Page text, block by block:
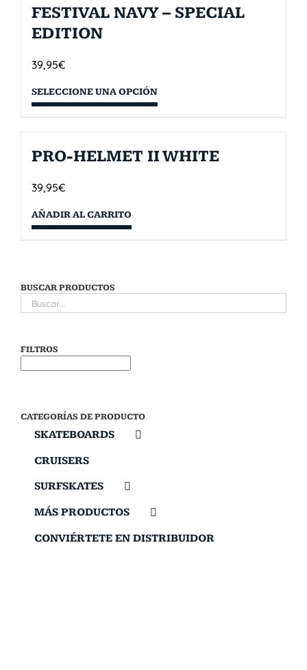
FESTIVAL NAVY – SPECIAL
EDITION
39,95€
SELECCIONE UNA OPCIÓN
PRO-HELMET II WHITE
39,95€
AÑADIR AL CARRITO
BUSCAR PRODUCTOS
FILTROS
CATEGORÍAS DE PRODUCTO
SKATEBOARDS
CRUISERS
SURFSKATES
MÁS PRODUCTOS
CONVIÉRTETE EN DISTRIBUIDOR